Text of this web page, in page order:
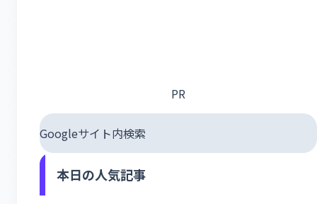
PR
Googleサイト内検索
本日の人気記事